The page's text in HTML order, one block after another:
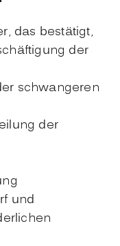
das bestätigt,
der
schwangeren
der
und